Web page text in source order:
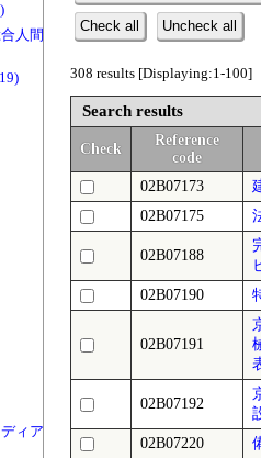
人間学部
ィアセンタ
Check all Uncheck all
308 results [Displaying:1-100]
Search results
Check
Reference
code
02B07173
02B07175
02B07188
02B07190
02B07191
02B07192
02B07220